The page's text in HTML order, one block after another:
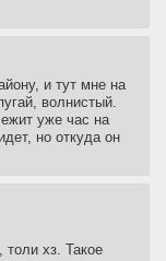
и тут мне на
волнистый.
уже час на
но откуда он
толи хз. Такое